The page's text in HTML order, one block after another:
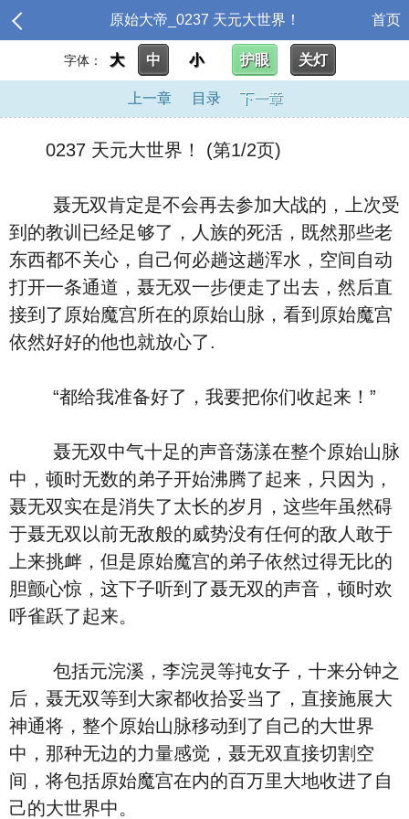
原始大帝_0237 天元大世界！ 首页
字体： 大 中 小 护眼 关灯
上一章 目录 下一章
0237 天元大世界！ (第1/2页)
聂无双肯定是不会再去参加大战的，上次受
到的教训已经足够了，人族的死活，既然那些老
东西都不关心，自己何必趟这趟浑水，空间自动
打开一条通道，聂无双一步便走了出去，然后直
接到了原始魔宫所在的原始山脉，看到原始魔宫
依然好好的他也就放心了.
“都给我准备好了，我要把你们收起来！”
聂无双中气十足的声音荡漾在整个原始山脉
中，顿时无数的弟子开始沸腾了起来，只因为，
聂无双实在是消失了太长的岁月，这些年虽然碍
于聂无双以前无敌般的威势没有任何的敌人敢于
上来挑衅，但是原始魔宫的弟子依然过得无比的
胆颤心惊，这下子听到了聂无双的声音，顿时欢
呼雀跃了起来。
包括元浣溪，李浣灵等扽女子，十来分钟之
后，聂无双等到大家都收拾妥当了，直接施展大
神通将，整个原始山脉移动到了自己的大世界
中，那种无边的力量感觉，聂无双直接切割空
间，将包括原始魔宫在内的百万里大地收进了自
己的大世界中。